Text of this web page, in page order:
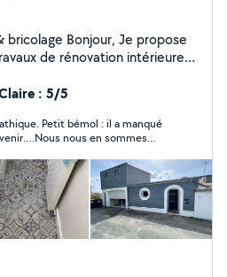
Je propose
de rénovation intérieure
kit
maçonnerie &
électricité, montage de
aménagement Je
un résultat propre et
me contacter pour un devis
: 5/5
Petit bémol : il a manqué
nous en sommes